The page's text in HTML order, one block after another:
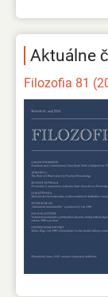
Aktuálne
Filozofia 81